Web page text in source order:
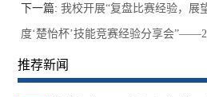
下一篇: 我校开展“复盘比赛经验，
度‘楚怡杯’技能竞赛经验分享会
推荐新闻